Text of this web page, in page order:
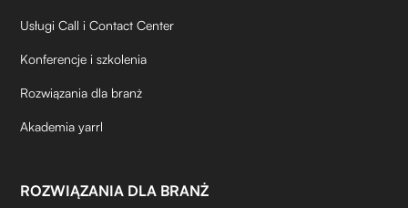
Usługi Call i Contact Center
Konferencje i szkolenia
Rozwiązania dla branż
Akademia yarrl
ROZWIĄZANIA DLA BRANŻ